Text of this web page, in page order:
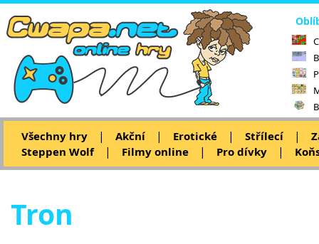
Všechny hry | Akční | Erotické | Střílecí |
Steppen Wolf
| Filmy online | Pro dívky |
Tron